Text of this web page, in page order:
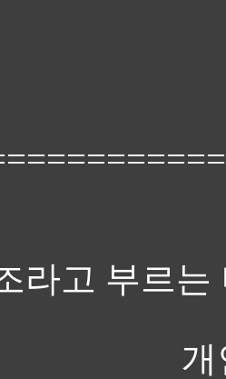
라고 부르는
개